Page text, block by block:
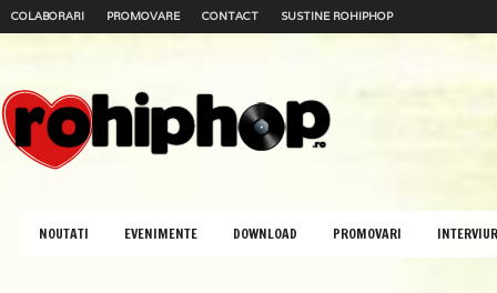
COLABORARI PROMOVARE CONTACT SUSTINE ROHIPHOP
NOUTATI EVENIMENTE DOWNLOAD PROMOVARI